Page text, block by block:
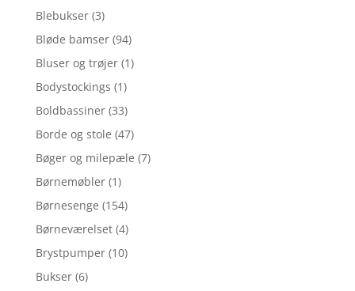
Blebukser (3)
Bløde bamser (94)
Bluser og trøjer (1)
Bodystockings (1)
Boldbassiner (33)
Borde og stole (47)
Bøger og milepæle (7)
Børnemøbler (1)
Børnesenge (154)
Børneværelset (4)
Brystpumper (10)
Bukser (6)